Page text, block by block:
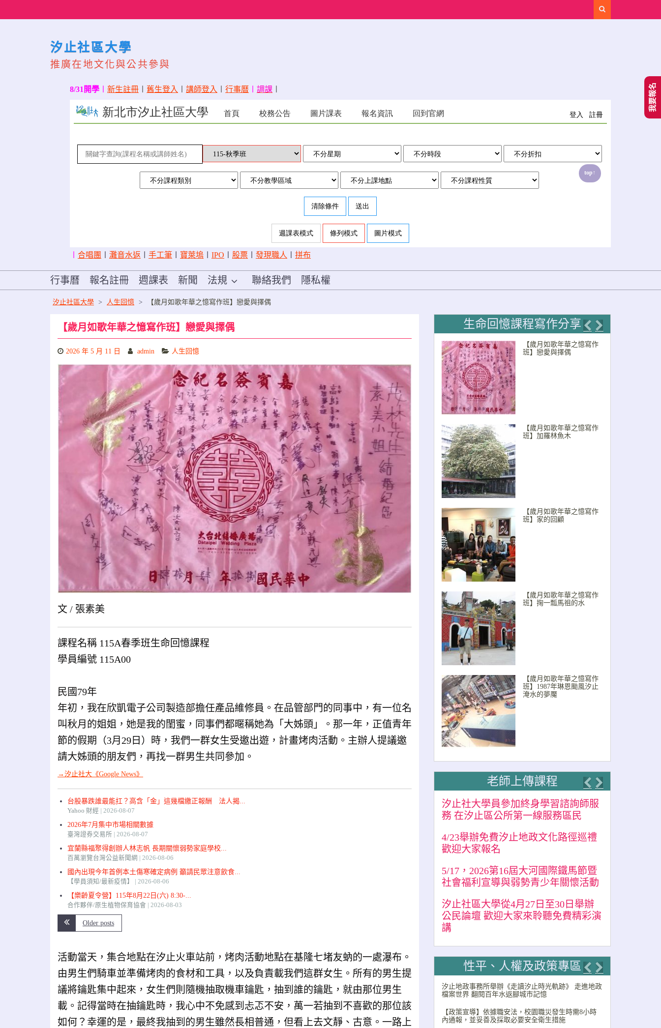
汐止社區大學
推廣在地文化與公共參與
8/31開學 新生註冊 舊生登入 講師登入 行事曆 調課
合唱團 灘音水返 手工筆 寶萊塢 IPO 股票 發現職人 拼布
行事曆 報名註冊 週課表 新聞 法規 聯絡我們 隱私權
汐止社區大學 > 人生回憶 > 【歲月如歌年華之憶寫作班】戀愛與擇偶
【歲月如歌年華之憶寫作班】戀愛與擇偶
2026 年 5 月 11 日 admin 人生回憶
文 / 張素美
課程名稱 115A春季班生命回憶課程
學員編號 115A00
民國79年
年初，我在欣凱電子公司製造部擔任產品維修員。在品管部門的同事中，有一位名
叫秋月的姐姐，她是我的閨蜜，同事們都暱稱她為「大姊頭」。那一年，正值青年
節的假期（3月29日）時，我們一群女生受邀出遊，計畫烤肉活動。主辦人提議邀
請大姊頭的朋友們，再找一群男生共同參加。
→汐止社大《Google News》
台股暴跌誰最能扛？高含「金」這幾檔繳正報酬 法人揭...
Yahoo 財經 2026-08-07
2026年7月集中市場相關數據
臺灣證券交易所 2026-08-07
宜蘭縣福聚得創辦人林志帆 長期關懷弱勢家庭學校...
百萬瀏覽台灣公益新聞網 2026-08-06
國內出現今年首例本土傷寒確定病例 籲請民眾注意飲食...
【學員須知/最新疫情】 2026-08-06
【樂齡夏令營】115年8月22日(六) 8:30-...
合作夥伴/原生植物保育協會 2026-08-03
Older posts
活動當天，集合地點在汐止火車站前，烤肉活動地點在基隆七堵友蚋的一處瀑布。
由男生們騎車並準備烤肉的食材和工具，以及負責載我們這群女生。所有的男生提
議將鑰匙集中起來，女生們則隨機抽取機車鑰匙，抽到誰的鑰匙，就由那位男生
載。記得當時在抽鑰匙時，我心中不免感到忐忑不安，萬一若抽到不喜歡的那位該
如何？幸運的是，最終我抽到的男生雖然長相普通，但看上去文靜、古意。一路上
生命回憶課程寫作分享
Previous
Next
【歲月如歌年華之憶寫作
班】戀愛與擇偶
【歲月如歌年華之憶寫作
班】加羅林魚木
【歲月如歌年華之憶寫作
班】家的回顧
【歲月如歌年華之憶寫作
班】掬一瓢馬祖的水
【歲月如歌年華之憶寫作
班】1987年琳恩颱風汐止
淹水的夢魘
老師上傳課程
Previous
Next
汐止社大學員參加終身學習諮詢師服
務 在汐止區公所第一線服務區民
4/23舉辦免費汐止地政文化路徑巡禮
歡迎大家報名
5/17，2026第16屆大河國際鐵馬節暨
社會福利宣導與弱勢青少年關懷活動
汐止社區大學從4月27日至30日舉辦
公民論壇 歡迎大家來聆聽免費精彩演
講
性平、人權及政策專區
Previous
Next
汐止地政事務所舉辦《走讀汐止時光軌跡》 走進地政
檔案世界 翻閱百年水返腳城市記憶
【政策宣導】依據職安法，校園職災發生時需8小時
內通報，並妥善及採取必要安全衛生措施
我要報名